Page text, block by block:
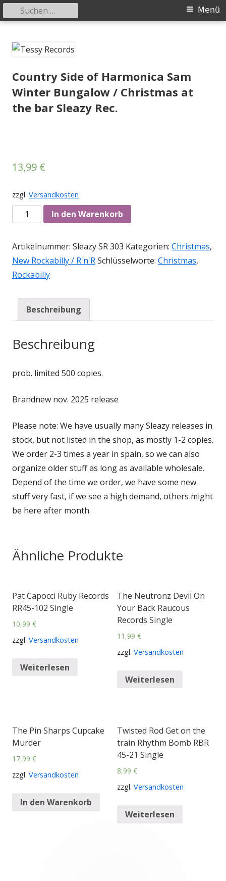
zum
Primäres
Menü
Suchen
nach:
Country Side of Harmonica Sam
Winter Bungalow / Christmas at
the bar Sleazy Rec.
13,99 €
zzgl. Versandkosten
Anzahl In den Warenkorb
Artikelnummer: Sleazy SR 303 Kategorien: Christmas,
New Rockabilly / R'n'RSchlüsselworte: Christmas,
Rockabilly
Beschreibung
Beschreibung
prob. limited 500 copies.
Brandnew nov. 2025 release
Please note: We have usually many Sleazy releases in
stock, but not listed in the shop, as mostly 1-2 copies.
We order 2-3 times a year in spain, so we can also
organize older stuff as long as available wholesale.
Depend of the time we order, we have some new
stuff very fast, if we see a high demand, others might
be here after month.
Ähnliche Produkte
Pat Capocci Ruby Records
RR45-102 Single
10,99 €
zzgl. Versandkosten
Weiterlesen
The Neutronz Devil On
Your Back Raucous
Records Single
11,99 €
zzgl. Versandkosten
Weiterlesen
The Pin Sharps Cupcake
Murder
17,99 €
zzgl. Versandkosten
In den Warenkorb
Twisted Rod Get on the
train Rhythm Bomb RBR
45-21 Single
8,99 €
zzgl. Versandkosten
Weiterlesen